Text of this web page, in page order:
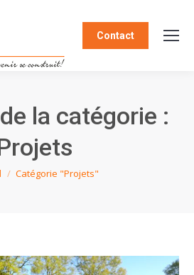
Contact
la catégorie :
ici :
Catégorie "Projets"